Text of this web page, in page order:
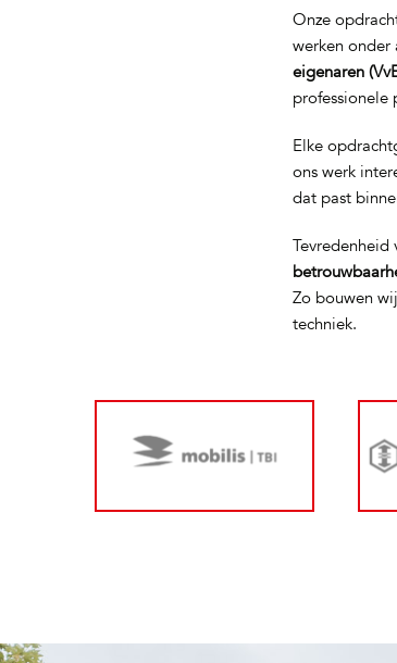
Onze
werken
eigenaren
professionele
Elke
ons werk
dat past
Zo bouwen
techniek.